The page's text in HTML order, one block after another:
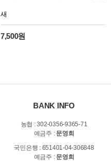
새
7,500원
BANK INFO
농협 : 302-0356-9365-71
예금주 : 문영희
국민은행 : 651401-04-306848
예금주 : 문영희